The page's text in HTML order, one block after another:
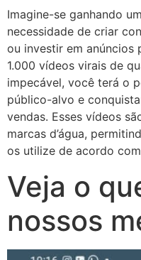
Imagine-se ganhando
necessidade de criar
ou investir em anúncios
1.000 vídeos virais de
impecável, você terá o
público-alvo e
vendas. Esses vídeos
marcas d’água,
os utilize de acordo
Veja o
nossos